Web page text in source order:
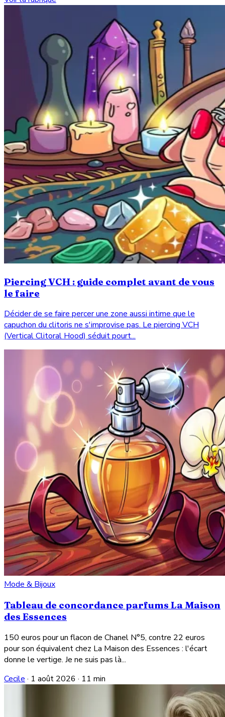
Piercing VCH : guide complet avant de vous
le faire
Décider de se faire percer une zone aussi intime que le
capuchon du clitoris ne s'improvise pas. Le piercing VCH
(Vertical Clitoral Hood) séduit pourt...
Mode & Bijoux
Tableau de concordance parfums La Maison
des Essences
150 euros pour un flacon de Chanel N°5, contre 22 euros
pour son équivalent chez La Maison des Essences : l'écart
donne le vertige. Je ne suis pas là...
Cecile · 1 août 2026 · 11 min